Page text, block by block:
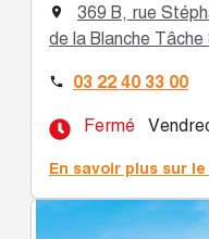

369 B, rue
de la Blanche
 03 22 40 33 00
Fermé
En savoir plus sur le